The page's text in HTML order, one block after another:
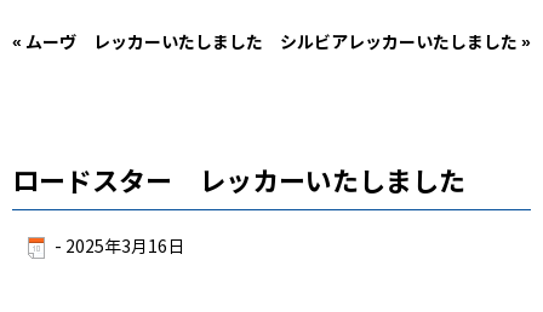
« ムーヴ レッカーいたしました シルビアレッカーいたしました »
ロードスター レッカーいたしました
- 2025年3月16日